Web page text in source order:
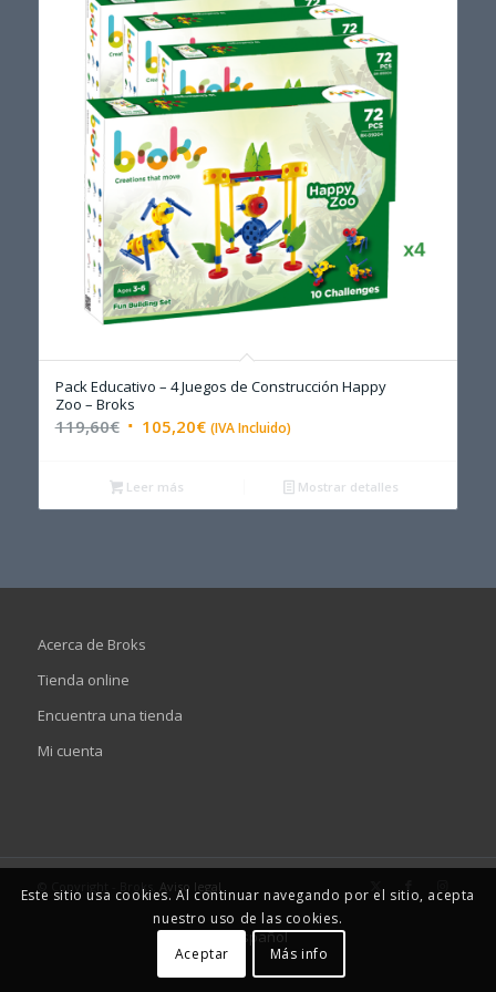
Pack Educativo – 4 Juegos de Construcción Happy
Zoo – Broks
119,60€ El
original
era:
105,20€El
es:
(IVA Incluido)
Leer más Mostrar detalles
Acerca de Broks
Tienda online
Encuentra una tienda
Mi cuenta
© Copyright - Broks. Aviso legal
Este sitio usa cookies. Al continuar navegando por el sitio, acepta
nuestro uso de las cookies.
Aceptar
Más info
Español